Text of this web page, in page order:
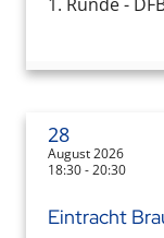
28
August 2026
18:30 - 20:30
Eintracht